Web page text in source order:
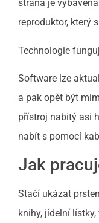
strana je
reproduktor, který
Technologie
Software lze
a pak opět být
přístroj nabitý asi
nabít s pomocí
Jak
Stačí ukázat
knihy, jídelní